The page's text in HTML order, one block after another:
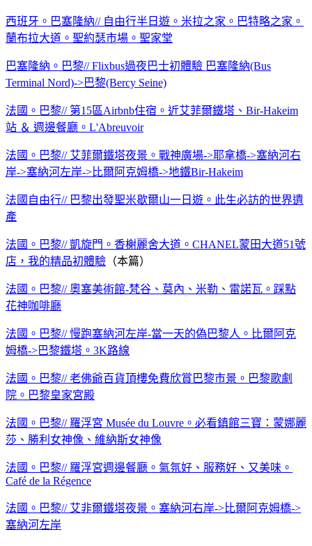
西班牙。巴塞隆納// 自由行半日遊。米拉之家。巴特略之家。
蘭布拉大道。聖約瑟市場。聖家堂
巴塞隆納。巴黎// Flixbus過夜巴士初體驗 巴塞隆納(Bus
Terminal Nord)->巴黎(Bercy Seine)
法國。巴黎// 第15區Airbnb住宿。近艾菲爾鐵塔、Bir-Hakeim
站 ＆ 週邊餐廳。L'Abreuvoir
法國。巴黎// 艾菲爾鐵塔夜景。戰神廣場->耶拿橋->塞納河右
岸->塞納河左岸->比爾阿克姆橋->地鐵Bir-Hakeim
法國自由行// 巴黎出發聖米歇爾山一日遊。此生必訪的世界遺
產
法國。巴黎// 凱旋門。香榭麗舍大道。CHANEL蒙田大道51號
店，我的精品初體驗 （本篇）
法國。巴黎// 奧塞美術館-梵谷、莫內、米勒、雷諾瓦。踩點
花神咖啡廳
法國。巴黎// 慢跑塞納河左岸-當一天的偽巴黎人。比爾阿克
姆橋->巴黎鐵塔。3K路線
法國。巴黎// 老佛爺百貨頂樓免費欣賞巴黎市景。巴黎歌劇
院。巴黎皇家宮殿
法國。巴黎// 羅浮宮 Musée du Louvre。必看鎮館三寶：蒙娜麗
莎、勝利女神像、維納斯女神像
法國。巴黎// 羅浮宮週邊餐廳。氣氛好、服務好、又美味。
Café de la Régence
法國。巴黎// 艾非爾鐵塔夜景。塞納河右岸->比爾阿克姆橋->
塞納河左岸